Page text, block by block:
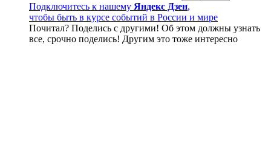
Подключитесь к нашему Яндекс Дзен,
чтобы быть в курсе событий в России и мире
Почитал? Поделись с другими! Об этом должны узнать
все, срочно поделись! Другим это тоже интересно